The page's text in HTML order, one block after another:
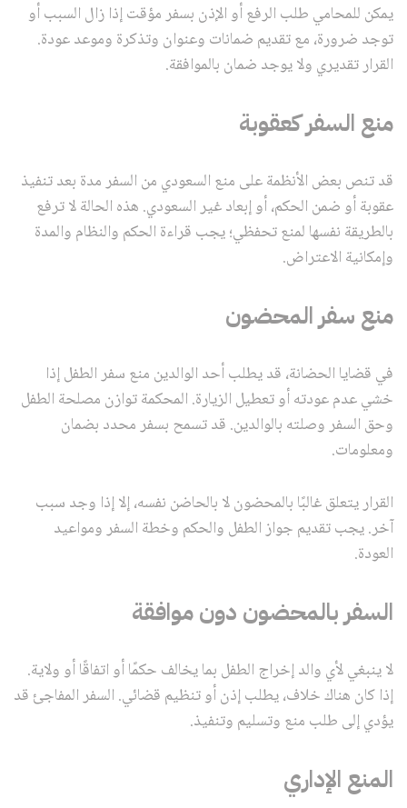
يمكن للمحامي طلب الرفع أو الإذن بسفر مؤقت إذا زال السبب أو
توجد ضرورة، مع تقديم ضمانات وعنوان وتذكرة وموعد عودة.
القرار تقديري ولا يوجد ضمان بالموافقة.
منع السفر كعقوبة
قد تنص بعض الأنظمة على منع السعودي من السفر مدة بعد تنفيذ
عقوبة أو ضمن الحكم، أو إبعاد غير السعودي. هذه الحالة لا ترفع
بالطريقة نفسها لمنع تحفظي؛ يجب قراءة الحكم والنظام والمدة
وإمكانية الاعتراض.
منع سفر المحضون
في قضايا الحضانة، قد يطلب أحد الوالدين منع سفر الطفل إذا
خشي عدم عودته أو تعطيل الزيارة. المحكمة توازن مصلحة الطفل
وحق السفر وصلته بالوالدين. قد تسمح بسفر محدد بضمان
ومعلومات.
القرار يتعلق غالبًا بالمحضون لا بالحاضن نفسه، إلا إذا وجد سبب
آخر. يجب تقديم جواز الطفل والحكم وخطة السفر ومواعيد
العودة.
السفر بالمحضون دون موافقة
لا ينبغي لأي والد إخراج الطفل بما يخالف حكمًا أو اتفاقًا أو ولاية.
إذا كان هناك خلاف، يطلب إذن أو تنظيم قضائي. السفر المفاجئ قد
يؤدي إلى طلب منع وتسليم وتنفيذ.
المنع الإداري